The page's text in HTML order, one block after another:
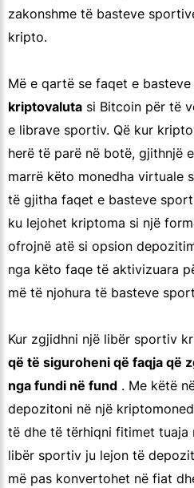
zakonshme të basteve
kripto.
Më e qartë se faqet e
kriptovaluta si Bitcoin për të
e librave sportiv. Që kur
herë të parë në botë, gjithnjë
marrë këto monedha virtuale
të gjitha faqet e basteve
ku lejohet kriptoma si një
ofrojnë atë si opsion
nga këto faqe të aktivizuara
më të njohura të basteve
Kur zgjidhni një libër sportiv
që të siguroheni që faqja që
nga fundi në fund . Me këtë
depozitoni në një
të dhe të tërhiqni fitimet tuaja
libër sportiv ju lejon të
më pas konvertohet në fiat